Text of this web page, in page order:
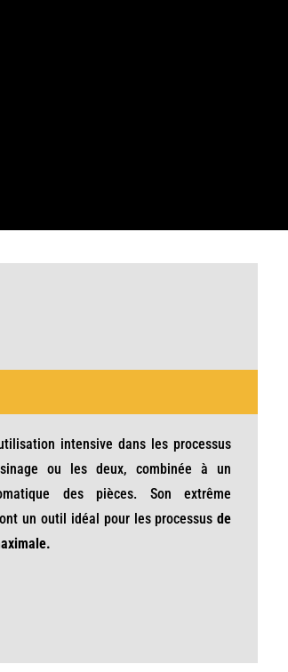
intensive dans les processus
ou les deux, combinée à un
des pièces. Son extrême
un outil idéal pour les processusde